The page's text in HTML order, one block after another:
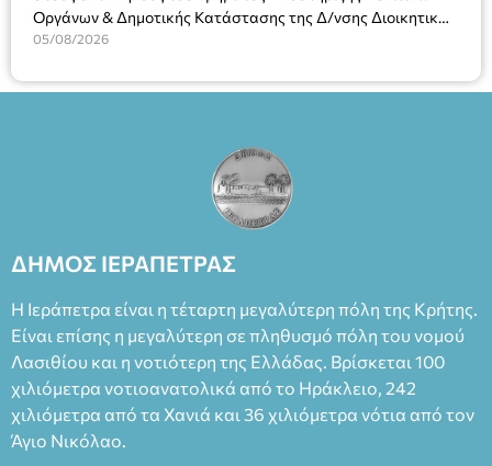
2023, για την ερμηνεία του στον διπλό ρόλο του Μαρτίν/
Φεδερίκο. Σκηνοθεσία: Βαγγέλης Θεοδωρόπουλος Είσοδος: :
Πλαστήρα), E&G Mini market (Δημοκρατίας 39 Ιεράπετρα)
(Είσοδος ΕΠΑ.Λ.) Έναρξη 21:15 Οργάνωση: ΚΝΩΣΟΣ
ΘΕΑΤΡΙΚΕΣ ΠΑΡΑΓΩΓΕΣ ΕΕ
Οργάνων & Δημοτικής Κατάστασης της Δ/νσης Διοικητικών
Υπηρεσιών για αποφάσεις, πιστοποιητικά, πράξεις και
(Ν. 5314/2026).»
05/08/2026
ΔΗΜΟΣ ΙΕΡΑΠΕΤΡΑΣ
Η Ιεράπετρα είναι η τέταρτη μεγαλύτερη πόλη της Κρήτης.
Είναι επίσης η μεγαλύτερη σε πληθυσμό πόλη του νομού
Λασιθίου και η νοτιότερη της Ελλάδας. Βρίσκεται 100
χιλιόμετρα νοτιοανατολικά από το Ηράκλειο, 242
χιλιόμετρα από τα Χανιά και 36 χιλιόμετρα νότια από τον
Άγιο Νικόλαο.